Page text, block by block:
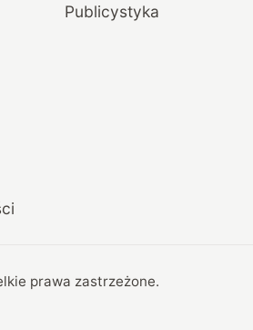
Publicystyka
prawa zastrzeżone.